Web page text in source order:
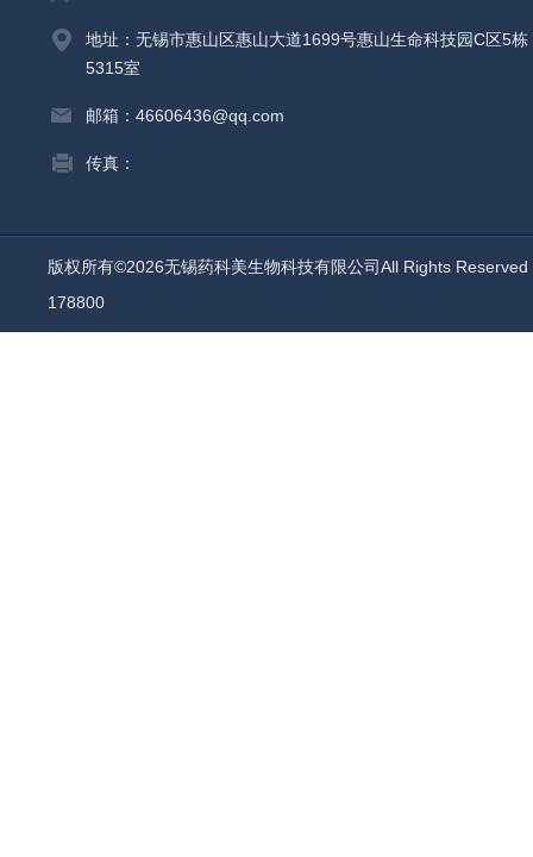
地址：无锡市惠山区惠山大道1699号惠山生命科技园C区5栋
5315室
邮箱：46606436@qq.com
传真：
版权所有©2026无锡药科美生物科技有限公司All Rights
178800